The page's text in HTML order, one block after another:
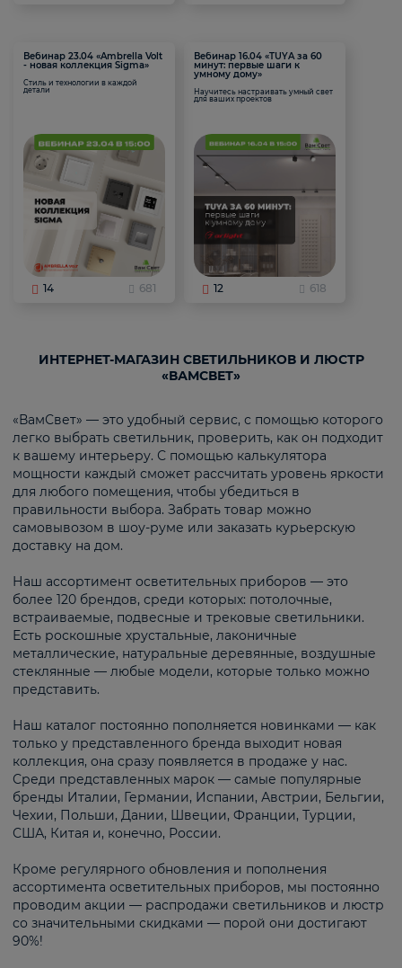
Вебинар 23.04 «Ambrella Volt
- новая коллекция Sigma»
Стиль и технологии в каждой
детали
14 681
Вебинар 16.04 «TUYA за 60
минут: первые шаги к
умному дому»
Научитесь настраивать умный свет
для ваших проектов
12 618
ИНТЕРНЕТ-МАГАЗИН СВЕТИЛЬНИКОВ И ЛЮСТР
«ВАМСВЕТ»
«ВамСвет» — это удобный сервис, с помощью которого
легко выбрать светильник, проверить, как он подходит
к вашему интерьеру. С помощью калькулятора
мощности каждый сможет рассчитать уровень яркости
для любого помещения, чтобы убедиться в
правильности выбора. Забрать товар можно
самовывозом в шоу-руме или заказать курьерскую
доставку на дом.
Наш ассортимент осветительных приборов — это
более 120 брендов, среди которых: потолочные,
встраиваемые, подвесные и трековые светильники.
Есть роскошные хрустальные, лаконичные
металлические, натуральные деревянные, воздушные
стеклянные — любые модели, которые только можно
представить.
Наш каталог постоянно пополняется новинками — как
только у представленного бренда выходит новая
коллекция, она сразу появляется в продаже у нас.
Среди представленных марок — самые популярные
бренды Италии, Германии, Испании, Австрии, Бельгии,
Чехии, Польши, Дании, Швеции, Франции, Турции,
США, Китая и, конечно, России.
Кроме регулярного обновления и пополнения
ассортимента осветительных приборов, мы постоянно
проводим акции — распродажи светильников и люстр
со значительными скидками — порой они достигают
90%!